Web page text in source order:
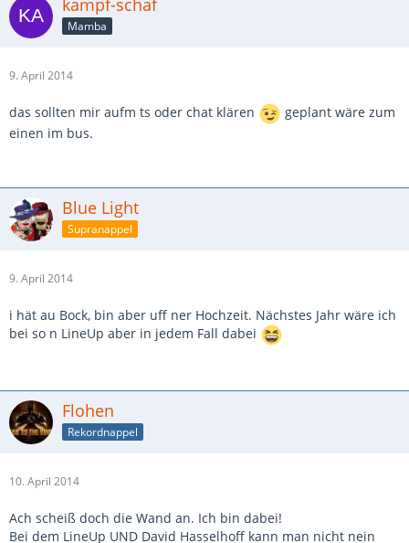
kampf-schaf
Mamba
9. April 2014
das sollten mir aufm ts oder chat klären
geplant wäre zum
einen im bus.
Blue Light
Supranappel
9. April 2014
i hät au Bock, bin aber uff ner Hochzeit. Nächstes Jahr wäre ich
bei so n LineUp aber in jedem Fall dabei
Flohen
Rekordnappel
10. April 2014
Ach scheiß doch die Wand an. Ich bin dabei!
Bei dem LineUp UND David Hasselhoff kann man nicht nein